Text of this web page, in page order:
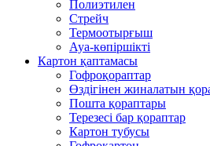
Полиэтилен
Стрейч
Термоотырғыш
Ауа-көпіршікті
Картон қаптамасы
Гофроқораптар
Өздігінен жиналатын
Пошта қораптары
Терезесі бар қораптар
Картон тубусы